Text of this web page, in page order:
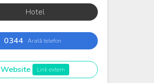
Hotel
0344 Arată telefon
Website Link extern